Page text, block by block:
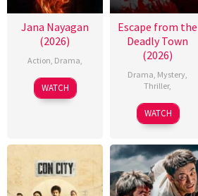
Jana Nayagan
(2026)
Action, Drama,
WATCH
Escape from the
Deadly Town
(2026)
Drama, Mystery,
Thriller,
WATCH